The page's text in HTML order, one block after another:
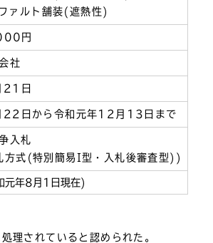
ァルト舗装(遮熱性)
円
社
21日
日から令和元年12月13日まで
入札
方式(特別簡易I型・入札後審査型))
年8月1日現在)
理されていると認められた。